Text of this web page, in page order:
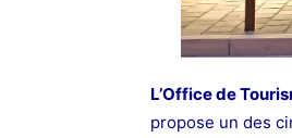
L’Office de
propose un des